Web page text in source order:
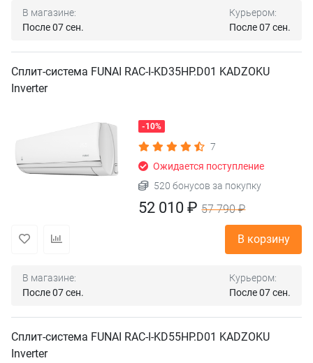
В магазине:
После 07 сен.
Курьером:
После 07 сен.
Сплит-система FUNAI RAC-I-KD35HP.D01 KADZOKU
Inverter
-10%
7
Ожидается поступление
520 бонусов за покупку
52 010 ₽57 790 ₽
В корзину
В магазине:
После 07 сен.
Курьером:
После 07 сен.
Сплит-система FUNAI RAC-I-KD55HP.D01 KADZOKU
Inverter